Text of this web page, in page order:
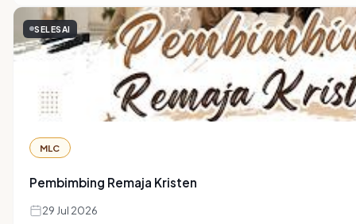
SELESAI
MLC
Pembimbing Remaja Kristen
29 Jul 2026